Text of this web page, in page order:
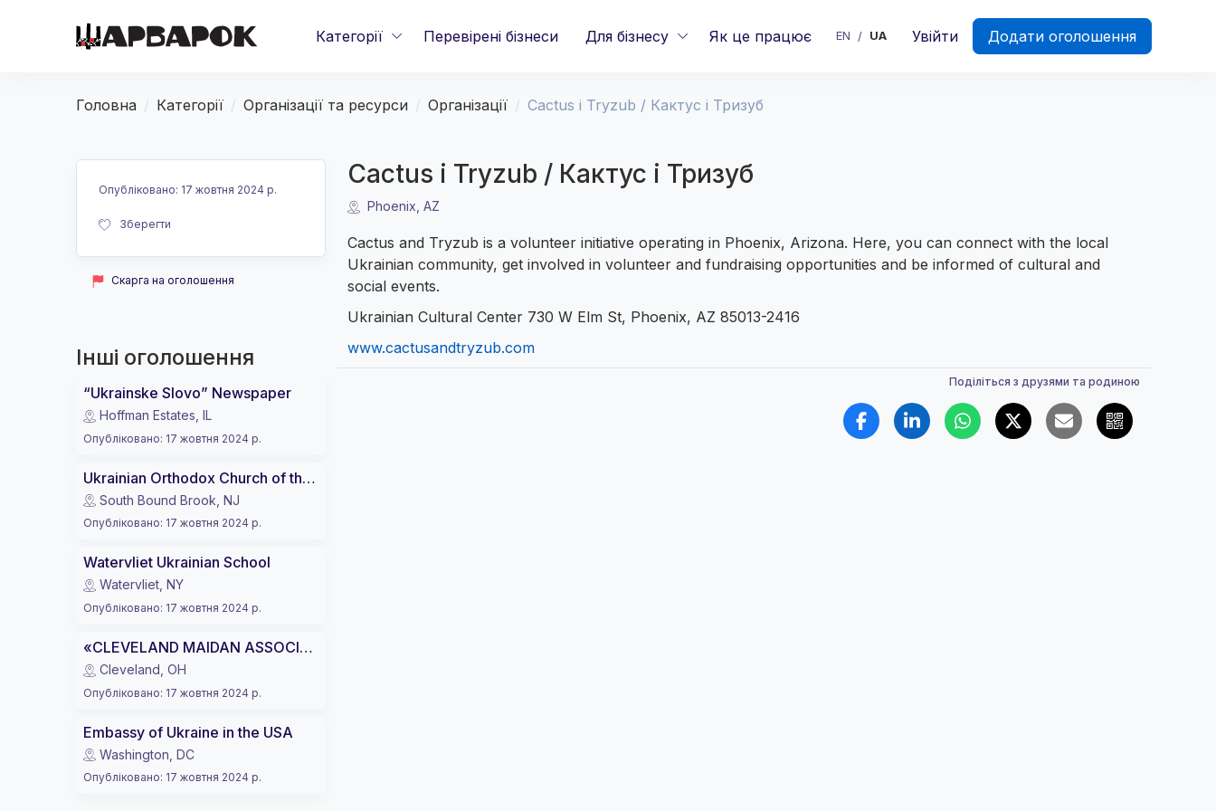
Категорії Перевірені бізнеси Для бізнесу Як це працює EN / UA Увійти Додати оголошення
Головна Категорії Організації та ресурси Організації Cactus i Tryzub / Кактус і Тризуб
Опубліковано: 17 жовтня 2024 р.
Зберегти
Скарга на оголошення
Інші оголошення
“Ukrainske Slovo” Newspaper
Hoffman Estates, IL
Опубліковано: 17 жовтня 2024 р.
Ukrainian Orthodox Church of the USA (UOC of USA)
South Bound Brook, NJ
Опубліковано: 17 жовтня 2024 р.
Watervliet Ukrainian School
Watervliet, NY
Опубліковано: 17 жовтня 2024 р.
«CLEVELAND MAIDAN ASSOCIATION»
Cleveland, OH
Опубліковано: 17 жовтня 2024 р.
Embassy of Ukraine in the USA
Washington, DC
Опубліковано: 17 жовтня 2024 р.
Cactus i Tryzub / Кактус і Тризуб
Phoenix, AZ
Cactus and Tryzub is a volunteer initiative operating in Phoenix, Arizona. Here, you can connect with the local
Ukrainian community, get involved in volunteer and fundraising opportunities and be informed of cultural and
social events.
Ukrainian Cultural Center 730 W Elm St, Phoenix, AZ 85013-2416
www.cactusandtryzub.com
Поділіться з друзями та родиною